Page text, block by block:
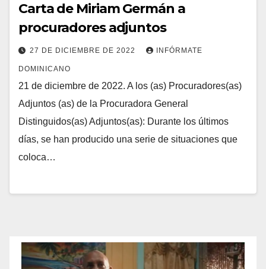
Carta de Miriam Germán a
procuradores adjuntos
27 DE DICIEMBRE DE 2022 INFÓRMATE
DOMINICANO
21 de diciembre de 2022. A los (as) Procuradores(as)
Adjuntos (as) de la Procuradora General
Distinguidos(as) Adjuntos(as): Durante los últimos
días, se han producido una serie de situaciones que
coloca…